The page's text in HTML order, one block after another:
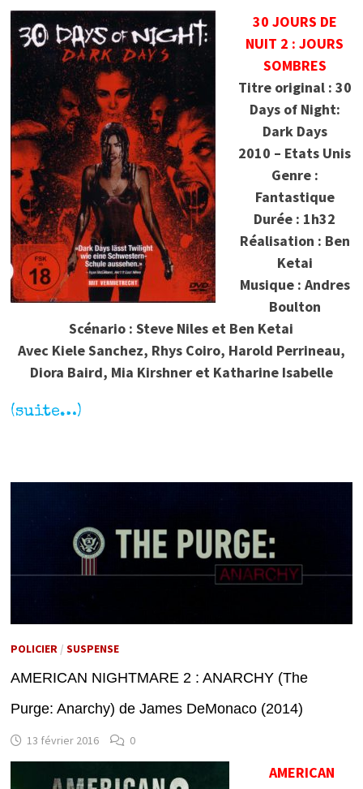
30 JOURS DE
NUIT 2 : JOURS
SOMBRES
Titre original : 30
Days of Night:
Dark Days
2010 – Etats Unis
Genre :
Fantastique
Durée : 1h32
Réalisation : Ben
Ketai
Musique : Andres
Boulton
Scénario : Steve Niles et Ben Ketai
Avec Kiele Sanchez, Rhys Coiro, Harold Perrineau,
Diora Baird, Mia Kirshner et Katharine Isabelle
(suite…)
POLICIER/ SUSPENSE
AMERICAN NIGHTMARE 2 : ANARCHY (The
Purge: Anarchy) de James DeMonaco (2014)
13 février 2016 0
AMERICAN